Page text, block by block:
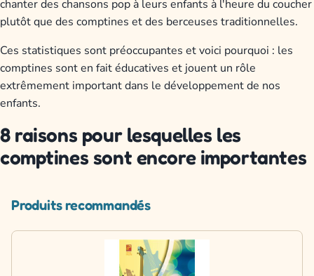
chanter des chansons pop à leurs enfants à l'heure du coucher
plutôt que des comptines et des berceuses traditionnelles.
Ces statistiques sont préoccupantes et voici pourquoi : les
comptines sont en fait éducatives et jouent un rôle
extrêmement important dans le développement de nos
enfants.
8 raisons pour lesquelles les
comptines sont encore importantes
Produits recommandés